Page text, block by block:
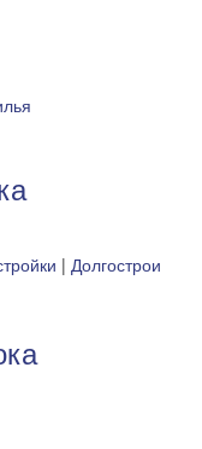
| Долгострои